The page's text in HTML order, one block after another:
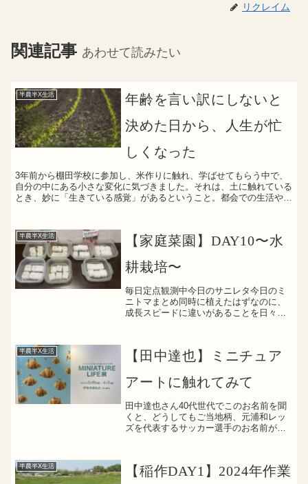
リクレイム
関連記事 あわせて読みたい
半農半X生活
年齢を言い訳にしないと
決めた日から、人生が忙
しくなった
3年前から棚田学校に参加し、米作りに触れ、学ばせてもらう中で、
自分の中にある小さな変化に気づきました。それは、土に触れている
とき、妙に「生きている感覚」があるということ。都会での生活や仕
半農半X生活
【家庭菜園】DAY10〜水
耕栽培〜
毎日定点観測中今日のサニレタ今日のミ
ニトマまとめ同時に植えたはずなのに、
成長スピードに違いがあることを日々実
半農半X生活
【田中達也】ミニチュア
アートに触れてみて
田中達也さん40代世代でこのお名前を聞
くと、どうしてもご当地柄、元浦和レッ
ズを代表するサッカー選手のお名前が思
也」さんの作品展に初めて...
半農半X生活
【稲作DAY1】2024年作業